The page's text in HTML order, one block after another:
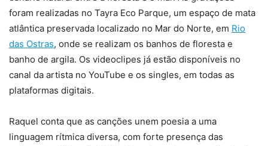
foram realizadas no Tayra Eco Parque, um espaço de mata
atlântica preservada localizado no Mar do Norte, em Rio
das Ostras, onde se realizam os banhos de floresta e
banho de argila. Os videoclipes já estão disponíveis no
canal da artista no YouTube e os singles, em todas as
plataformas digitais.
Raquel conta que as canções unem poesia a uma
linguagem rítmica diversa, com forte presença das